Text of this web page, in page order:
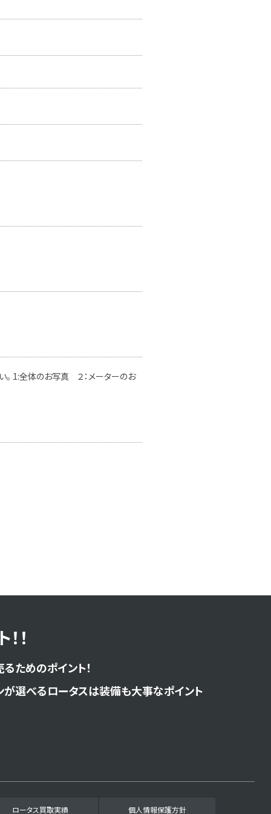
1:全体のお写真 ２：メーターのお
！
ためのポイント！
が選べるロータスは装備も大事なポイント
ロータス買取実績 個人情報保護方針